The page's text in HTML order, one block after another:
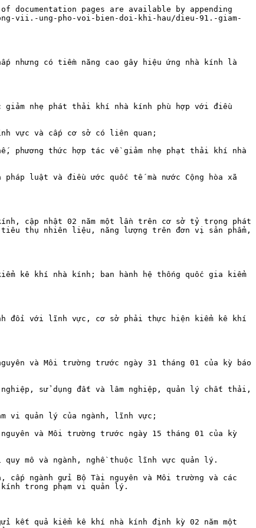
pages are available by appending
vii.-ung-pho-voi-bien-doi-khi-hau/dieu-91.-giam-
nhưng có tiềm năng cao gây hiệu ứng nhà kính là
nhẹ phát thải khí nhà kính phù hợp với điều
vực và cấp cơ sở có liên quan;
thức hợp tác về giảm nhẹ phạt thải khí nhà
luật và điều ước quốc tế mà nước Cộng hòa xã
cập nhật 02 năm một lần trên cơ sở tỷ trọng phát
thụ nhiên liệu, năng lượng trên đơn vị sản phẩm,
kê khí nhà kính; ban hành hệ thống quốc gia kiểm
đối với lĩnh vực, cơ sở phải thực hiện kiểm kê khí
và Môi trường trước ngày 31 tháng 01 của kỳ báo
sử dụng đất và lâm nghiệp, quản lý chất thải,
vi quản lý của ngành, lĩnh vực;
và Môi trường trước ngày 15 tháng 01 của kỳ
mô và ngành, nghề thuộc lĩnh vực quản lý.
ngành gửi Bộ Tài nguyên và Môi trường và các
trong phạm vi quản lý.
quả kiểm kê khí nhà kính định kỳ 02 năm một